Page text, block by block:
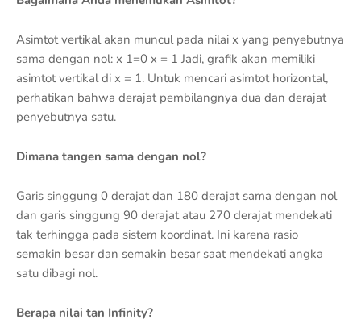
Asimtot vertikal akan muncul pada nilai x yang penyebutnya
sama dengan nol: x 1=0 x = 1 Jadi, grafik akan memiliki
asimtot vertikal di x = 1. Untuk mencari asimtot horizontal,
perhatikan bahwa derajat pembilangnya dua dan derajat
penyebutnya satu.
Dimana tangen sama dengan nol?
Garis singgung 0 derajat dan 180 derajat sama dengan nol
dan garis singgung 90 derajat atau 270 derajat mendekati
tak terhingga pada sistem koordinat. Ini karena rasio
semakin besar dan semakin besar saat mendekati angka
satu dibagi nol.
Berapa nilai tan Infinity?